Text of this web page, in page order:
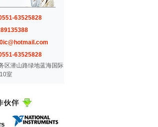
63525828
63525828
区潜山路绿地蓝海国际
室